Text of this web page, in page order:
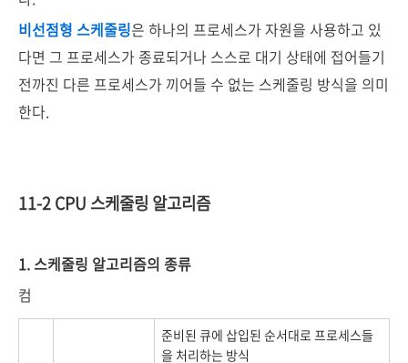
비선점형 스케줄링은 하나의 프로세스가 자원을 사용하고 있
다면 그 프로세스가 종료되거나 스스로 대기 상태에 접어들기
전까진 다른 프로세스가 끼어들 수 없는 스케줄링 방식을 의미
한다.
11-2 CPU 스케줄링 알고리즘
1. 스케줄링 알고리즘의 종류
컴
준비된 큐에 삽입된 순서대로 프로세스들
을 처리하는 방식